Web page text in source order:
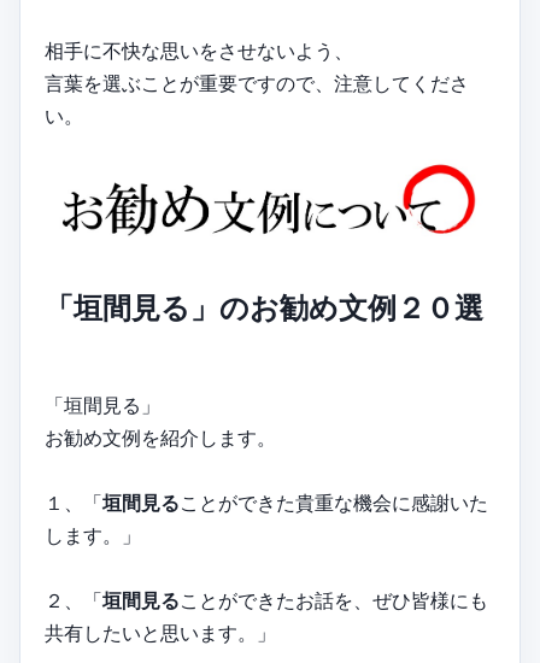
相手に不快な思いをさせないよう、
言葉を選ぶことが重要ですので、注意してくださ
い。
「垣間見る」のお勧め文例２０選
「垣間見る」
お勧め文例を紹介します。
１、「垣間見ることができた貴重な機会に感謝いた
します。」
２、「垣間見ることができたお話を、ぜひ皆様にも
共有したいと思います。」